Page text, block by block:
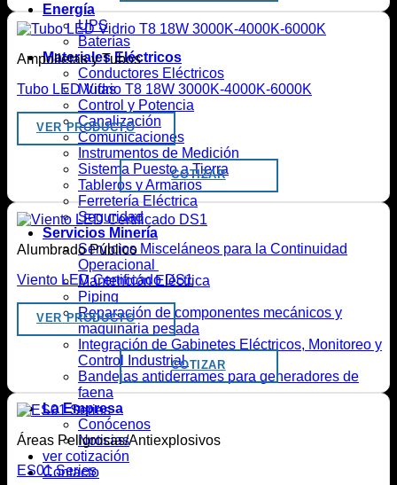
Energía
UPS
Baterías
Materiales Eléctricos
Conductores Eléctricos
Mufas
Control y Potencia
Canalización
Comunicaciones
Instrumentos de Medición
Sistema Puesto a Tierra
Tableros y Armarios
Ferretería Eléctrica
Seguridad
Servicios Minería
Servicios Misceláneos para la Continuidad
Operacional
Mantención Eléctrica
Piping
Reparación de componentes mecánicos y
maquinaria pesada
Integración de Gabinetes Eléctricos, Monitoreo y
Control Industrial
Bandejas antiderrames para generadores de
faena
La Empresa
Conócenos
Noticias
ver cotización
Contacto
Ampolletas y Tubos
Tubo LED Vidrio T8 18W 3000K-4000K-6000K
VER PRODUCTO
COTIZAR
Alumbrado Público
Viento LED Certificado DS1
VER PRODUCTO
COTIZAR
Áreas Peligrosas/Antiexplosivos
ES01 Series